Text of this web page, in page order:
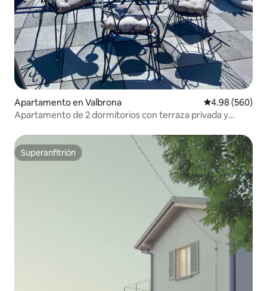
Apartamento en Valbrona Calificación
4.98 (560)
Apartamento de 2 dormitorios con terraza privada y
Superanfitrión
Superanfitrión